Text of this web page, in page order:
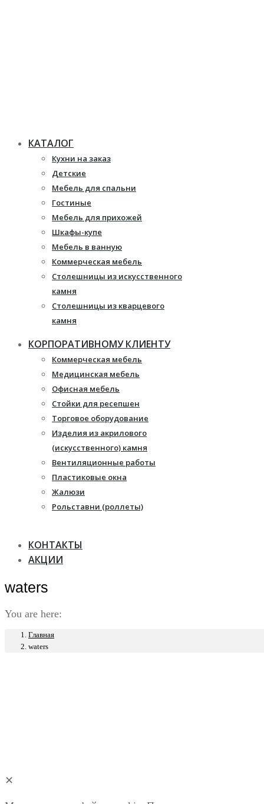
КАТАЛОГ
Кухни на заказ
Детские
Мебель для спальни
Гостиные
Мебель для прихожей
Шкафы-купе
Мебель в ванную
Коммерческая мебель
Столешницы из искусственного
камня
Столешницы из кварцевого
камня
Каминные порталы
Камины Dimplex
Искусственный камень White
Hills
Балконы ПВХ
Пластиковые окна
Жалюзи
Рулонные шторы
КОРПОРАТИВНОМУ КЛИЕНТУ
Коммерческая мебель
Медицинская мебель
Офисная мебель
Стойки для ресепшен
Торговое оборудование
Изделия из акрилового
(искусственного) камня
Вентиляционные работы
Пластиковые окна
Жалюзи
Рольставни (роллеты)
КОНТАКТЫ
АКЦИИ
waters
You are here:
Главная
waters
✕